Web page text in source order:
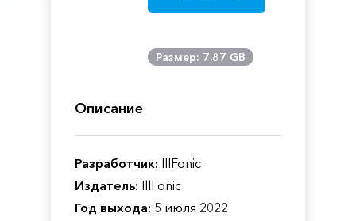
Размер: 7.87 GB
Описание
Разработчик: IllFonic
Издатель: IllFonic
Год выхода: 5 июля 2022